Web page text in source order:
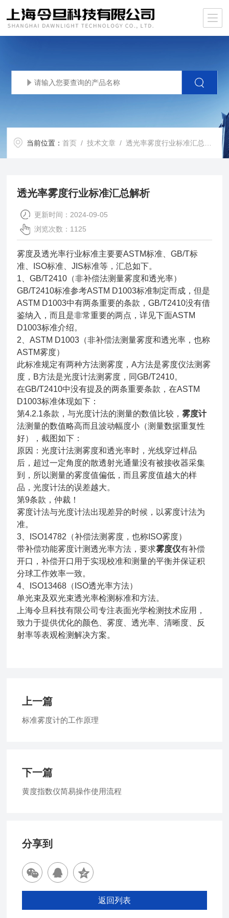
当前位置：首页 /技术文章 / 透光率雾度行业标准汇总解析
透光率雾度行业标准汇总解析
更新时间：2024-09-05
浏览次数：1125
雾度及透光率行业标准主要要ASTM标准、GB/T标
准、ISO标准、JIS标准等，汇总如下。
1、GB/T2410（非补偿法测量雾度和透光率）
GB/T2410标准参考ASTM D1003标准制定而成，但是
ASTM D1003中有两条重要的条款，GB/T2410没有借
鉴纳入，而且是非常重要的两点，详见下面ASTM
D1003标准介绍。
2、ASTM D1003（非补偿法测量雾度和透光率，也称
ASTM雾度）
此标准规定有两种方法测雾度，A方法是雾度仪法测雾
度，B方法是光度计法测雾度，同GB/T2410。
在GB/T2410中没有提及的两条重要条款，在ASTM
D1003标准体现如下：
第4.2.1条款，与光度计法的测量的数值比较，雾度计
法测量的数值略高而且波动幅度小（测量数据重复性
好），截图如下：
原因：光度计法测雾度和透光率时，光线穿过样品
后，超过一定角度的散透射光通量没有被接收器采集
到，所以测量的雾度值偏低，而且雾度值越大的样
品，光度计法的误差越大。
第9条款，仲裁！
雾度计法与光度计法出现差异的时候，以雾度计法为
准。
3、ISO14782（补偿法测雾度，也称ISO雾度）
带补偿功能雾度计测透光率方法，要求雾度仪有补偿
开口，补偿开口用于实现校准和测量的平衡并保证积
分球工作效率一致。
4、ISO13468（ISO透光率方法）
单光束及双光束透光率检测标准和方法。
上海令旦科技有限公司专注表面光学检测技术应用，
致力于提供优化的颜色、雾度、透光率、清晰度、反
射率等表观检测解决方案。
上一篇
标准雾度计的工作原理
下一篇
黄度指数仪简易操作使用流程
分享到
返回列表